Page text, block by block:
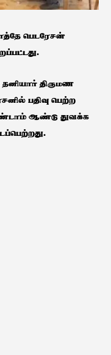
பெடரேசன்
திருமண
பதிவு பெற்ற
ஆண்டு துவக்க